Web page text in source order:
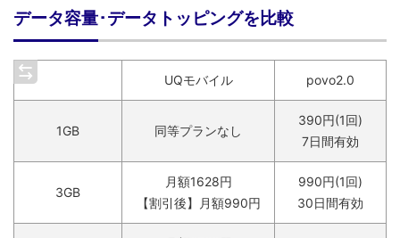
データ容量･データトッピングを比較
UQモバイル povo2.0
1GB 同等プランなし
390円(1回)
7日間有効
3GB
月額1628円
【割引後】月額990円
990円(1回)
30日間有効